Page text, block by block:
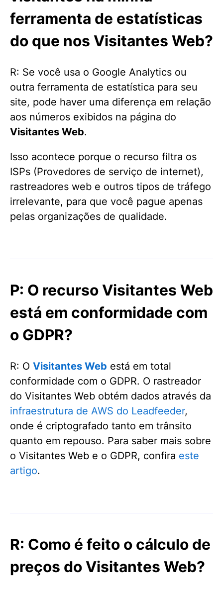
ferramenta de estatísticas
do que nos Visitantes Web?
R: Se você usa o Google Analytics ou
outra ferramenta de estatística para seu
site, pode haver uma diferença em relação
aos números exibidos na página do
Visitantes Web.
Isso acontece porque o recurso filtra os
ISPs (Provedores de serviço de internet),
rastreadores web e outros tipos de tráfego
irrelevante, para que você pague apenas
pelas organizações de qualidade.
P: O recurso Visitantes Web
está em conformidade com
o GDPR?
R: O Visitantes Web está em total
conformidade com o GDPR. O rastreador
do Visitantes Web obtém dados através da
infraestrutura de AWS do Leadfeeder,
onde é criptografado tanto em trânsito
quanto em repouso. Para saber mais sobre
o Visitantes Web e o GDPR, confira este
artigo.
R: Como é feito o cálculo de
preços do Visitantes Web?